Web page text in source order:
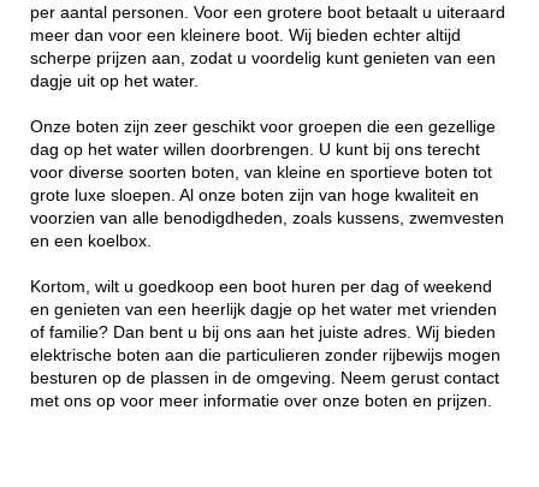
per aantal personen. Voor een grotere boot betaalt u uiteraard
meer dan voor een kleinere boot. Wij bieden echter altijd
scherpe prijzen aan, zodat u voordelig kunt genieten van een
dagje uit op het water.
Onze boten zijn zeer geschikt voor groepen die een gezellige
dag op het water willen doorbrengen. U kunt bij ons terecht
voor diverse soorten boten, van kleine en sportieve boten tot
grote luxe sloepen. Al onze boten zijn van hoge kwaliteit en
voorzien van alle benodigdheden, zoals kussens, zwemvesten
en een koelbox.
Kortom, wilt u goedkoop een boot huren per dag of weekend
en genieten van een heerlijk dagje op het water met vrienden
of familie? Dan bent u bij ons aan het juiste adres. Wij bieden
elektrische boten aan die particulieren zonder rijbewijs mogen
besturen op de plassen in de omgeving. Neem gerust contact
met ons op voor meer informatie over onze boten en prijzen.